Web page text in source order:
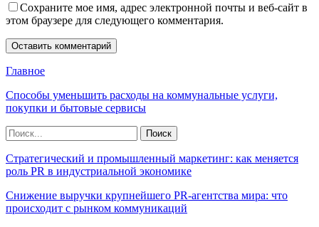
Сохраните мое имя, адрес электронной почты и веб-сайт в
этом браузере для следующего комментария.
Главное
Способы уменьшить расходы на коммунальные услуги,
покупки и бытовые сервисы
Стратегический и промышленный маркетинг: как меняется
роль PR в индустриальной экономике
Снижение выручки крупнейшего PR-агентства мира: что
происходит с рынком коммуникаций